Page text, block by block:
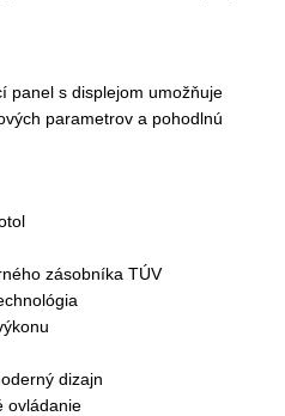
panel s displejom umožňuje
parametrov a pohodlnú
zásobníka TÚV
dizajn
ovládanie